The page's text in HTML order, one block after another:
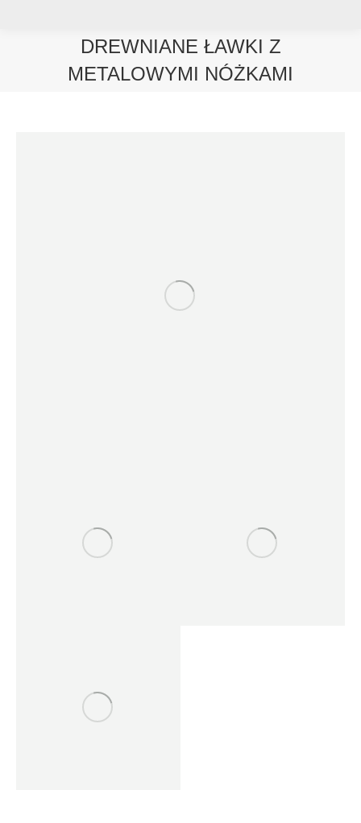
DREWNIANE ŁAWKI Z
METALOWYMI NÓŻKAMI